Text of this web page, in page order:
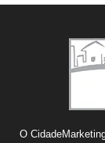
O